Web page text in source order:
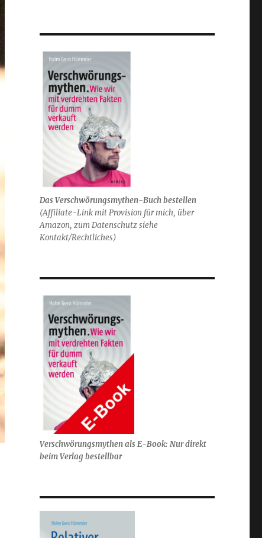
Das Verschwörungsmythen-Buch bestellen
(Affiliate-Link mit Provision für mich, über
Amazon, zum Datenschutz siehe
Kontakt/Rechtliches)
Verschwörungsmythen als E-Book: Nur direkt
beim Verlag bestellbar